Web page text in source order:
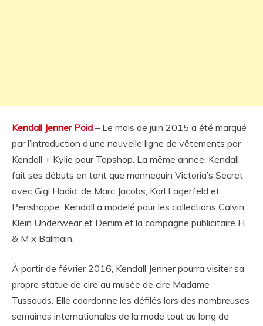
Kendall Jenner Poid – Le mois de juin 2015 a été marqué
par l’introduction d’une nouvelle ligne de vêtements par
Kendall + Kylie pour Topshop. La même année, Kendall
fait ses débuts en tant que mannequin Victoria’s Secret
avec Gigi Hadid. de Marc Jacobs, Karl Lagerfeld et
Penshoppe. Kendall a modelé pour les collections Calvin
Klein Underwear et Denim et la campagne publicitaire H
& M x Balmain.
À partir de février 2016, Kendall Jenner pourra visiter sa
propre statue de cire au musée de cire Madame
Tussauds. Elle coordonne les défilés lors des nombreuses
semaines internationales de la mode tout au long de